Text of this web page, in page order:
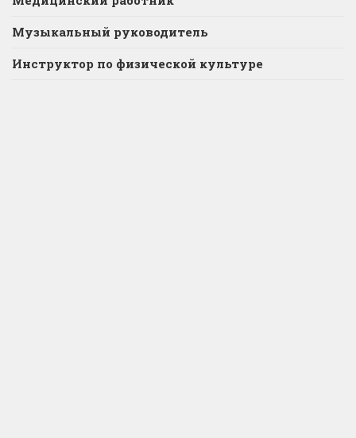
Музыкальный руководитель
Инструктор по физической культуре